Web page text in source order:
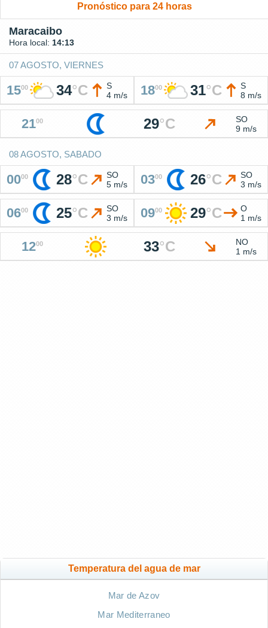
Pronóstico para 24 horas
Maracaibo
Hora local: 14:13
07 AGOSTO, VIERNES
1500 34°C
S
4 m/s
1800 31°C
S
8 m/s
2100 29°C
SO
9 m/s
08 AGOSTO, SABADO
0000 28°C
SO
5 m/s
0300 26°C
SO
3 m/s
0600 25°C
SO
3 m/s
0900 29°C
O
1 m/s
1200 33°C
NO
1 m/s
Temperatura del agua de mar
Mar de Azov
Mar Mediterraneo